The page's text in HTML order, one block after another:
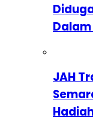
JAH